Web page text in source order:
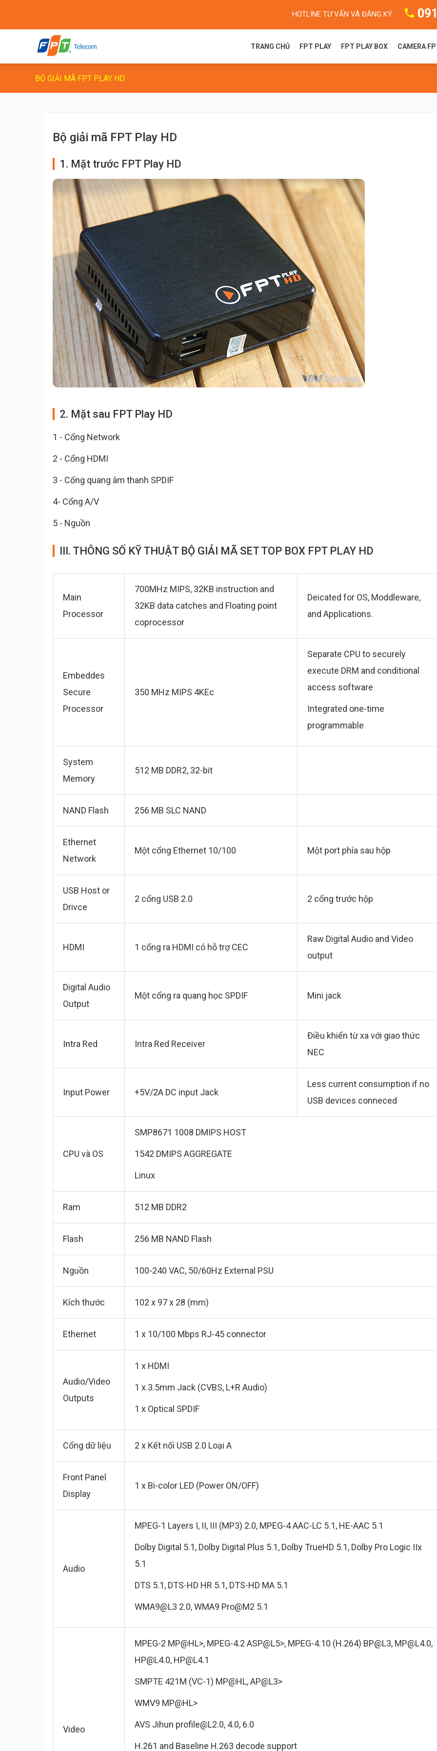
HOTLINE TƯ VẤN VÀ ĐĂNG KÝ
TRANG CHỦ FPT PLAY FPT PLAY BOX CAMERA
BỘ GIẢI MÃ FPT PLAY HD
Bộ giải mã FPT Play HD
1. Mặt trước FPT Play HD
2. Mặt sau FPT Play HD
1 - Cổng Network
2 - Cổng HDMI
3 - Cổng quang âm thanh SPDIF
4- Cổng A/V
5 - Nguồn
III. THÔNG SỐ KỸ THUẬT BỘ GIẢI MÃ SET TOP BOX FPT PLAY HD
Main
Processor
700MHz MIPS, 32KB instruction and
32KB data catches and Floating point
coprocessor
Deicated for OS, Moddleware,
and Applications.
Embeddes
Secure
Processor
350 MHz MIPS 4KEc
Separate CPU to securely
execute DRM and conditional
access software
Integrated one-time
programmable
System
Memory
512 MB DDR2, 32-bit
NAND Flash 256 MB SLC NAND
Ethernet
Network
Một cổng Ethernet 10/100 Một port phía sau hộp
USB Host or
Drivce
2 cổng USB 2.0 2 cổng trước hộp
HDMI 1 cổng ra HDMI có hỗ trợ CEC
Raw Digital Audio and Video
output
Digital Audio
Output
Một cổng ra quang học SPDIF Mini jack
Intra Red Intra Red Receiver
Điều khiển từ xa với giao thức
NEC
Input Power +5V/2A DC input Jack
Less current consumption if no
USB devices conneced
CPU và OS
SMP8671 1008 DMIPS HOST
1542 DMIPS AGGREGATE
Linux
Ram 512 MB DDR2
Flash 256 MB NAND Flash
Nguồn 100-240 VAC, 50/60Hz External PSU
Kích thước 102 x 97 x 28 (mm)
Ethernet 1 x 10/100 Mbps RJ-45 connector
Audio/Video
Outputs
1 x HDMI
1 x 3.5mm Jack (CVBS, L+R Audio)
1 x Optical SPDIF
Cổng dữ liệu 2 x Kết nối USB 2.0 Loại A
Front Panel
Display
1 x Bi-color LED (Power ON/OFF)
Audio
MPEG-1 Layers I, II, III (MP3) 2.0, MPEG-4 AAC-LC 5.1, HE-AAC 5.1
Dolby Digital 5.1, Dolby Digital Plus 5.1, Dolby TrueHD 5.1, Dolby Pro Logic IIx
5.1
DTS 5.1, DTS-HD HR 5.1, DTS-HD MA 5.1
WMA9@L3 2.0, WMA9 Pro@M2 5.1
Video
MPEG-2 MP@HL>, MPEG-4.2 ASP@L5>, MPEG-4.10 (H.264) BP@L3, MP@L4.0,
HP@L4.0, HP@L4.1
SMPTE 421M (VC-1) MP@HL, AP@L3>
WMV9 MP@HL>
AVS Jihun profile@L2.0, 4.0, 6.0
H.261 and Baseline H.263 decode support